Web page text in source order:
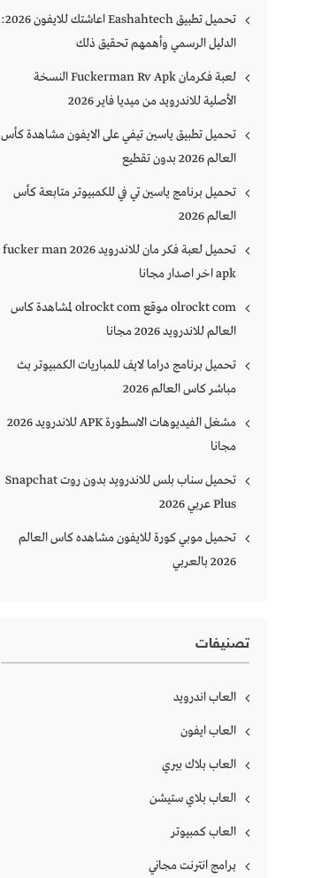
تحميل تطبيق Eashahtech اعاشتك للايفون 2026:
الدليل الرسمي وأهمهم تحقيق ذلك
لعبة فكرمان Fuckerman Rv Apk النسخة
الأصلية للاندرويد من ميديا فاير 2026
تحميل تطبيق ياسين تيفي على الايفون مشاهدة كأس
العالم 2026 بدون تقطيع
تحميل برنامج ياسين تي في للكمبيوتر متابعة كأس
العالم 2026
تحميل لعبة فكر مان للاندرويد 2026 fucker man
apk اخر اصدار مجانا
olrockt com موقع olrockt com لمشاهدة كاس
العالم للاندرويد 2026 مجانا
تحميل برنامج دراما لايف للمباريات الكمبيوتر بث
مباشر كاس العالم 2026
مشغل الفيديوهات الاسطورة APK للاندرويد 2026
مجانا
تحميل سناب بلس للاندرويد بدون روت Snapchat
Plus‏ عربي 2026
تحميل موبي كورة للايفون مشاهده كاس العالم
2026 بالعربي
تصنيفات
العاب اندرويد
العاب ايفون
العاب بلاك بيري
العاب بلاي ستيشن
العاب كمبيوتر
برامج انترنت مجاني